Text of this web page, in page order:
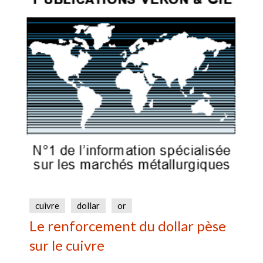
cuivre dollar or
Le renforcement du dollar pèse
sur le cuivre